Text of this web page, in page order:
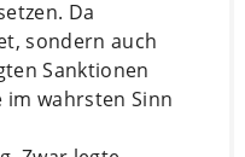
Da
sondern auch
Sanktionen
im wahrsten Sinn